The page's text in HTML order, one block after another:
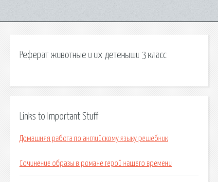
Реферат животные и их детеныши 3 класс
Links to Important Stuff
Домашняя работа по английскому языку решебник
Сочинение образы в романе герой нашего времени